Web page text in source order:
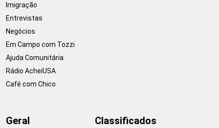
Imigração
Entrevistas
Negócios
Em Campo com Tozzi
Ajuda Comunitária
Rádio AcheiUSA
Café com Chico
Geral Classificados